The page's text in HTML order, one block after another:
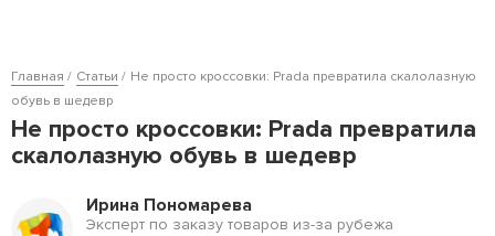
Главная Статьи
Не просто кроссовки: Prada превратила скалолазную
обувь в шедевр
Не просто кроссовки: Prada превратила
скалолазную обувь в шедевр
Ирина Пономарева
Эксперт по заказу товаров из-за рубежа